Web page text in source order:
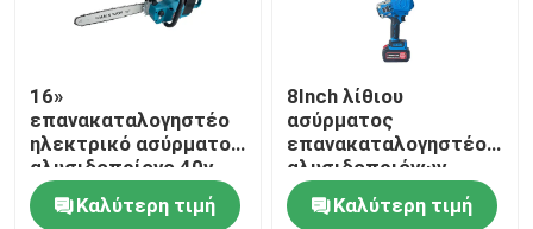
16»
επανακαταλογηστέο
ηλεκτρικό ασύρματο
αλυσιδοπρίονο 40v
ισχύος της μπαταρίας
για τον κήπο
Καλύτερη τιμή
8Inch λίθιου
ασύρματος
επανακαταλογηστέος
αλυσιδοπριόνων
μπαταριών φορητός
μίνι Καλύτερη τιμή